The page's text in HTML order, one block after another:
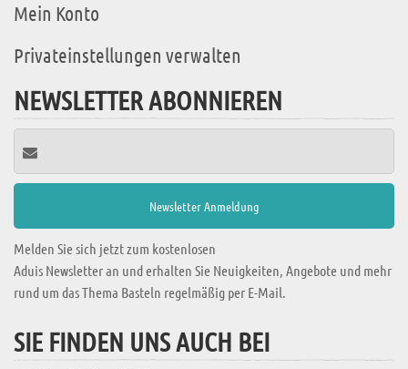
Mein Konto
Privateinstellungen verwalten
NEWSLETTER ABONNIEREN
Melden Sie sich jetzt zum kostenlosen
Aduis Newsletter an und erhalten Sie Neuigkeiten, Angebote und mehr
rund um das Thema Basteln regelmäßig per E-Mail.
SIE FINDEN UNS AUCH BEI